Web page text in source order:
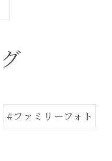
#ファミリーフォト